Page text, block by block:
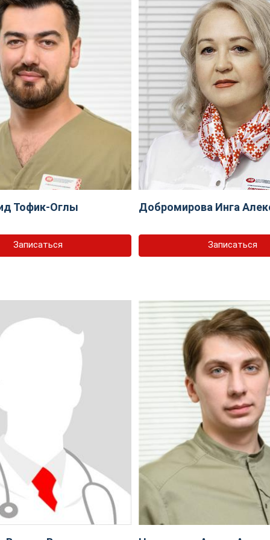
Тофик-Оглы
Записаться
Добромирова Инга
Записаться